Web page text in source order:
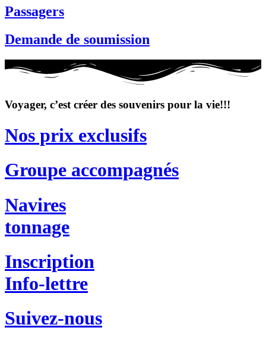
Passagers
Demande de soumission
Voyager, c’est créer des souvenirs pour la vie!!!
Nos prix exclusifs
Groupe accompagnés
Navires
tonnage
Inscription
Info-lettre
Suivez-nous